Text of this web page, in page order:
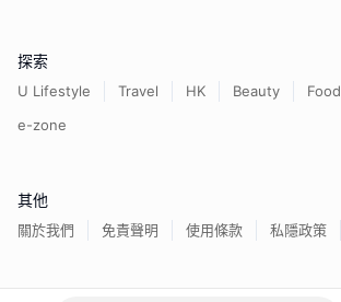
探索
U Lifestyle Travel HK Beauty Food
e-zone
其他
關於我們 免責聲明 使用條款 私隱政策